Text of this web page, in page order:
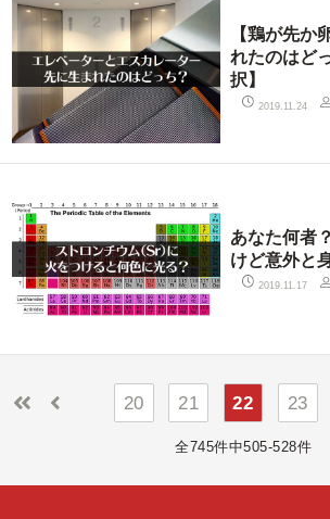
【鶏が先か
れたのはど
択】
2019.11.24
あなた何者
けど意外と
2019.11.17
20 21 22 23
全745件中505-528件